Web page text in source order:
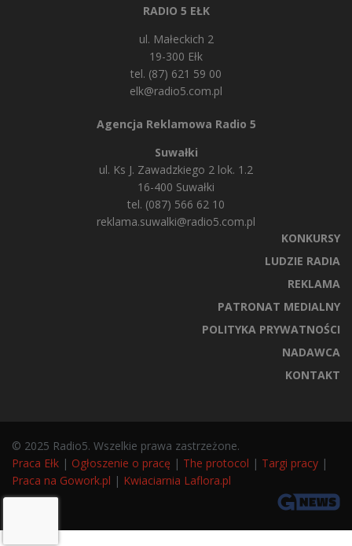
RADIO 5 EŁK
ul. Małeckich 2
19-300 Ełk
tel. (87) 621 59 00
elk@radio5.com.pl
Agencja Reklamowa Radio 5
Suwałki
ul. Ks J. Zawadzkiego 2 lok. 1.2
16-400 Suwałki
tel. (087) 566 62 10
reklama.suwalki@radio5.com.pl
KONKURSY
LUDZIE RADIA
REKLAMA
PATRONAT MEDIALNY
POLITYKA PRYWATNOŚCI
NADAWCA
KONTAKT
© 2025 Radio5. Wszelkie prawa zastrzeżone.
Praca Ełk | Ogłoszenie o pracę | The protocol | Targi pracy |
Praca na Gowork.pl | Kwiaciarnia Laflora.pl